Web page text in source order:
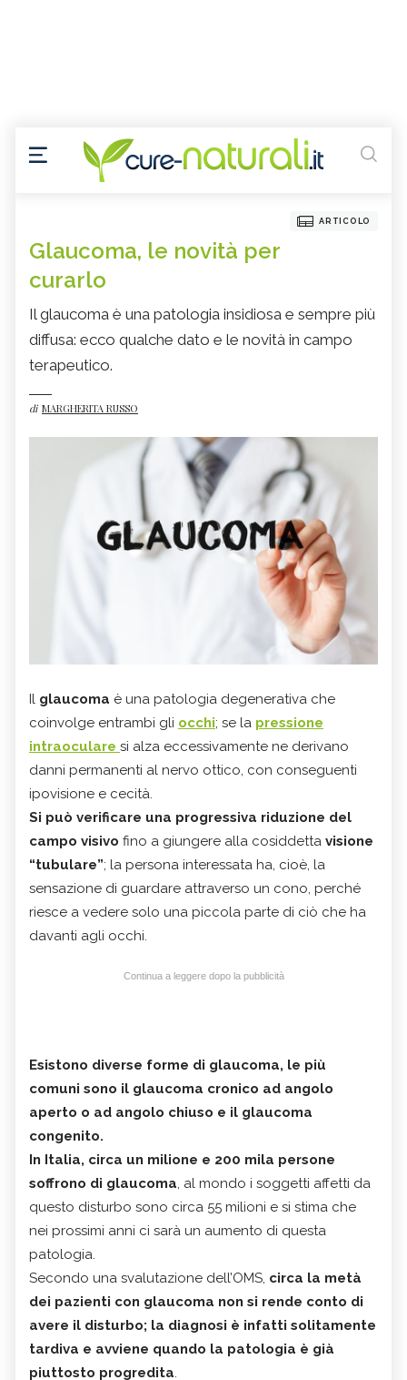
ARTICOLO
Glaucoma, le novità per
curarlo
Il glaucoma è una patologia insidiosa e sempre più
diffusa: ecco qualche dato e le novità in campo
terapeutico.
di MARGHERITA RUSSO
Il glaucoma è una patologia degenerativa che
coinvolge entrambi gli occhi; se la pressione
intraoculare si alza eccessivamente ne derivano
danni permanenti al nervo ottico, con conseguenti
ipovisione e cecità.
Si può verificare una progressiva riduzione del
campo visivo fino a giungere alla cosiddetta visione
“tubulare”; la persona interessata ha, cioè, la
sensazione di guardare attraverso un cono, perché
riesce a vedere solo una piccola parte di ciò che ha
davanti agli occhi.
Continua a leggere dopo la pubblicità
Esistono diverse forme di glaucoma, le più
comuni sono il glaucoma cronico ad angolo
aperto o ad angolo chiuso e il glaucoma
congenito.
In Italia, circa un milione e 200 mila persone
soffrono di glaucoma, al mondo i soggetti affetti da
questo disturbo sono circa 55 milioni e si stima che
nei prossimi anni ci sarà un aumento di questa
patologia.
Secondo una svalutazione dell’OMS, circa la metà
dei pazienti con glaucoma non si rende conto di
avere il disturbo; la diagnosi è infatti solitamente
tardiva e avviene quando la patologia è già
piuttosto progredita.